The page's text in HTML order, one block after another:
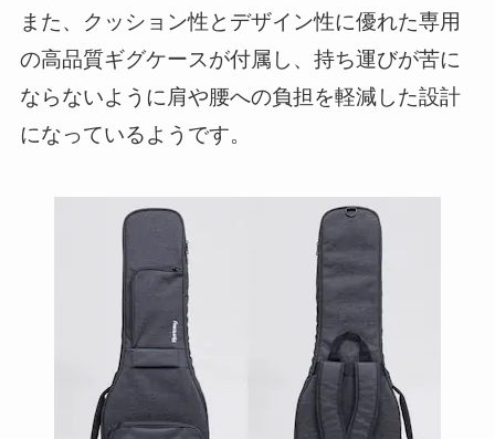
また、クッション性とデザイン性に優れた専用
の高品質ギグケースが付属し、持ち運びが苦に
ならないように肩や腰への負担を軽減した設計
になっているようです。